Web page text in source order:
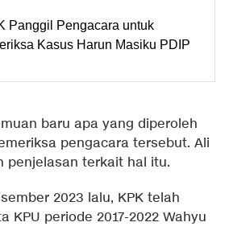
Panggil Pengacara untuk
Kasus Harun Masiku PDIP
baru apa yang diperoleh
pengacara tersebut. Ali
penjelasan terkait hal itu.
2023 lalu, KPK telah
KPU periode 2017-2022 Wahyu